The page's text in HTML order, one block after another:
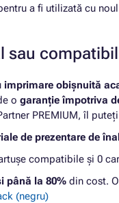
a fi utilizată cu
sau
imprimare obișnuită
o garanție împotriva
PREMIUM, îl
de prezentare de
compatibile și 0
până la 80% din cost.
(negru)